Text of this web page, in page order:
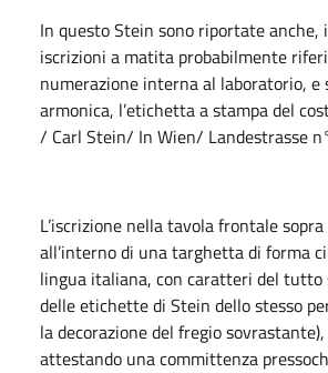
In questo Stein sono riportate anche,
iscrizioni a matita probabilmente
numerazione interna al laboratorio, e
armonica, l’etichetta a stampa del
/ Carl Stein/ In Wien/ Landestrasse
L’iscrizione nella tavola frontale
all’interno di una targhetta di forma
lingua italiana, con caratteri del tutto
delle etichette di Stein dello stesso
la decorazione del fregio
attestando una committenza